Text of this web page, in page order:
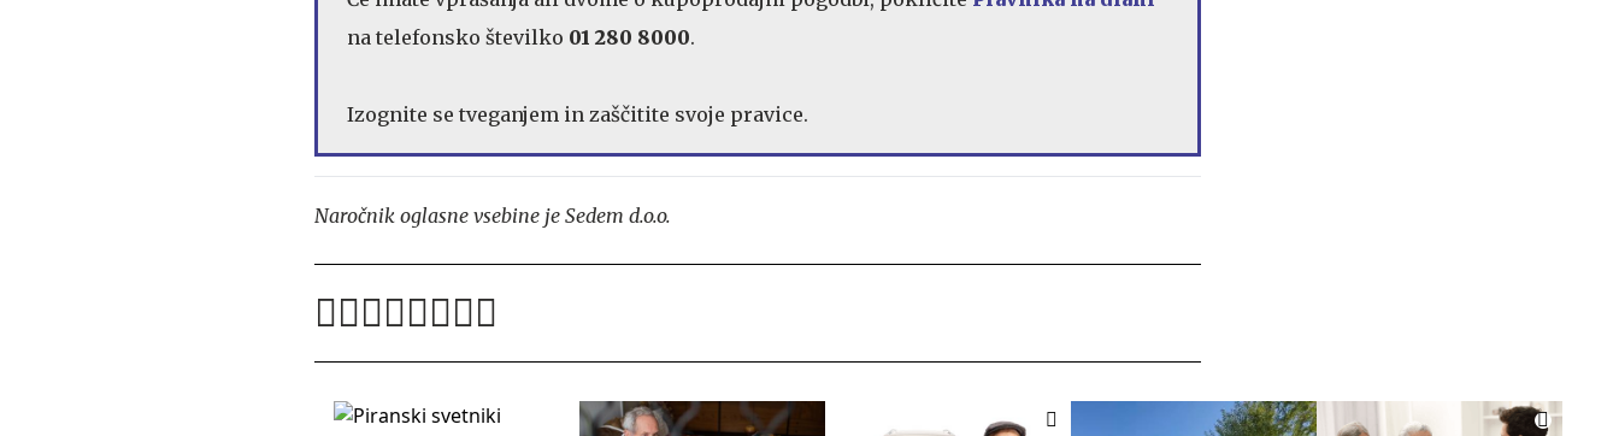
na telefonsko številko 01 280 8000.
Izognite se tveganjem in zaščitite svoje pravice.
Naročnik oglasne vsebine je Sedem d.o.o.